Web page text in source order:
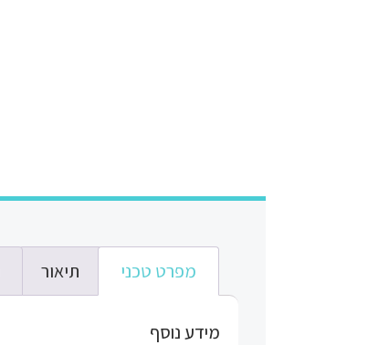
מפרט טכני תיאור
מידע נוסף